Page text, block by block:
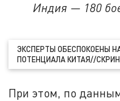
Индия — 180
ЭКСПЕРТЫ ОБЕСПОКОЕНЫ
ПОТЕНЦИАЛА КИТАЯ//
При этом, по